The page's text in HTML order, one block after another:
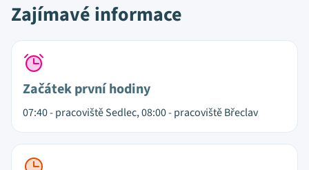
Zajímavé informace
Začátek první hodiny
07:40 - pracoviště Sedlec, 08:00 - pracoviště Břeclav